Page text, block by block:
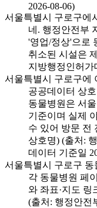
2026-08-06)
서울특별시 구로구에
네. 행정안전부
'영업/정상'으로
취소된 시설은
지방행정인허가
서울특별시 구로구에
공공데이터 상
동물병원은 서
기준이며 실제
수 있어 방문 전
상호명) (출처:
데이터 기준일
서울특별시 구로구 동
각 동물병원 페
와 좌표·지도 링
(출처: 행정안전